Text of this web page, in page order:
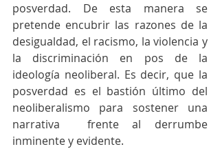
posverdad. De esta manera se
pretende encubrir las razones de la
desigualdad, el racismo, la violencia y
la discriminación en pos de la
ideología neoliberal. Es decir, que la
posverdad es el bastión último del
neoliberalismo para sostener una
narrativa  frente al derrumbe
inminente y evidente.